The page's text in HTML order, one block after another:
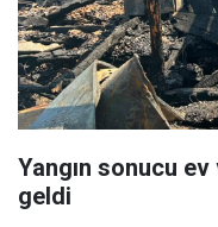
Yangın sonucu
geldi